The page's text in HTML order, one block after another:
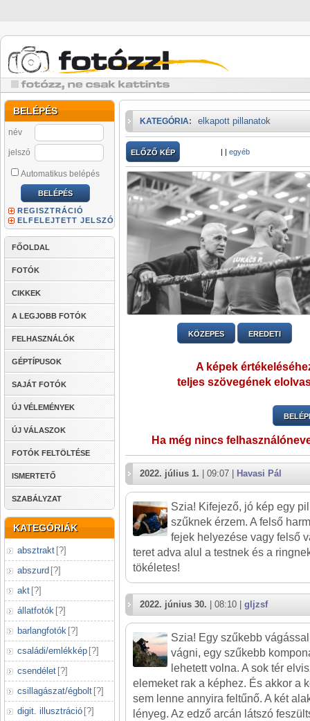
BELÉPÉS
név
jelszó
Automatikus belépés
REGISZTRÁCIÓ
ELFELEJTETT JELSZÓ
FŐOLDAL
FOTÓK
CIKKEK
A LEGJOBB FOTÓK
FELHASZNÁLÓK
GÉPTÍPUSOK
SAJÁT FOTÓK
ÚJ VÉLEMÉNYEK
ÚJ VÁLASZOK
FOTÓK FELTÖLTÉSE
ISMERTETŐ
SZABÁLYZAT
KATEGÓRIÁK
absztrakt [?]
abszurd [?]
akt [?]
állatfotók [?]
barlangfotók [?]
családi/emlékkép [?]
csendélet [?]
csillagászat/égbolt [?]
digit. illusztráció [?]
KATEGÓRIA: elkapott pillanatok
ELŐZŐ KÉP | | egyéb
KÖZEPES EREDETI
A képek
teljes szövegének
Ha még nincs
2022. július 1. | 09:07 | Havasi Pál
Szia! Kifejező, jó kép egy
szűknek érzem. A felső
fejek helyezése vagy felső
teret adva alul a testnek és a
tökéletes!
2022. június 30. | 08:10 | gljzsf
Szia! Egy szűkebb
vágni, egy szűkebb
lehetett volna. A sok tér
elemeket rak a képhez. És akkor a
sem lenne annyira feltűnő. A két
lényeg. Az edző arcán látszó